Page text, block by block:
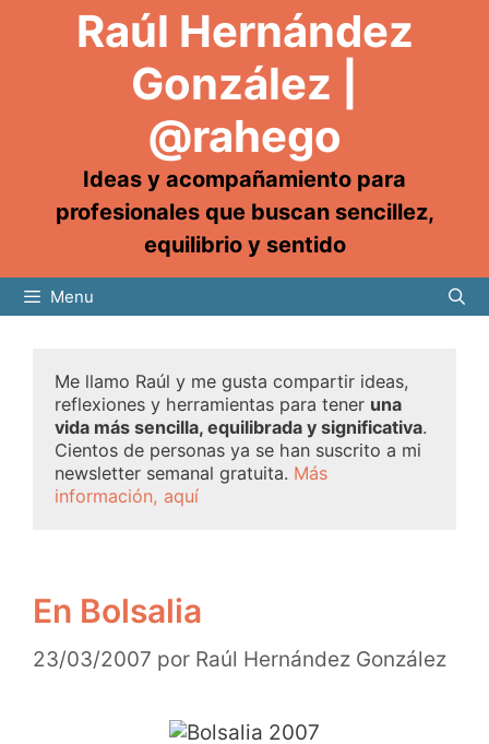
Raúl Hernández
González |
@rahego
Ideas y acompañamiento para
profesionales que buscan sencillez,
equilibrio y sentido
Menu
Me llamo Raúl y me gusta compartir ideas,
reflexiones y herramientas para tener una
vida más sencilla, equilibrada y significativa.
Cientos de personas ya se han suscrito a mi
newsletter semanal gratuita. Más
información, aquí
En Bolsalia
23/03/2007 por Raúl Hernández González